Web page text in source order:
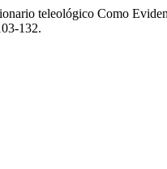
teleológico Como
132.